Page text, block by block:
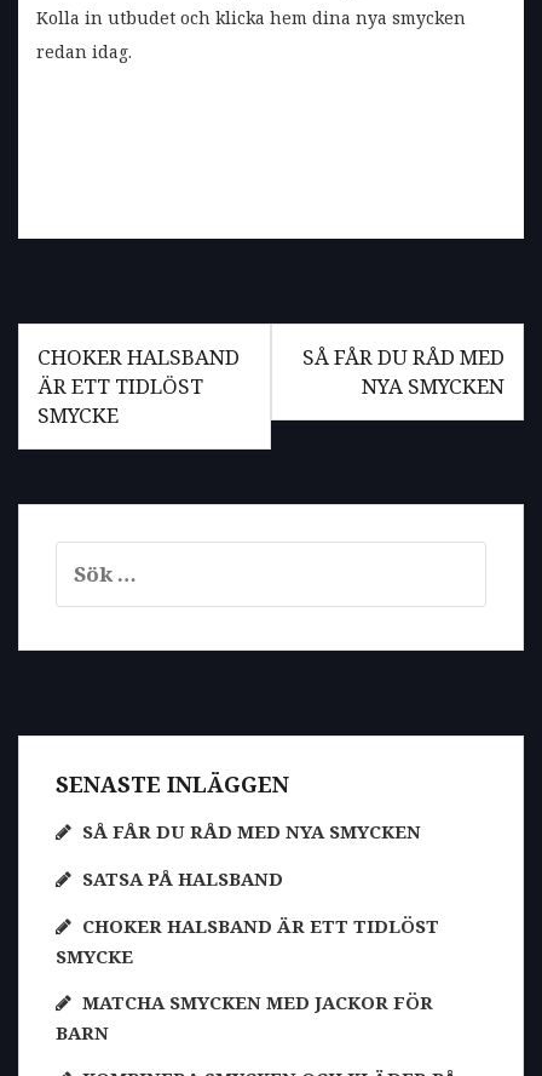
Kolla in utbudet och klicka hem dina nya smycken
redan idag.
Inläggsnavigering
CHOKER HALSBAND
ÄR ETT TIDLÖST
SMYCKE
SÅ FÅR DU RÅD MED
NYA SMYCKEN
efter:
SENASTE INLÄGGEN
SÅ FÅR DU RÅD MED NYA SMYCKEN
SATSA PÅ HALSBAND
CHOKER HALSBAND ÄR ETT TIDLÖST
SMYCKE
MATCHA SMYCKEN MED JACKOR FÖR
BARN